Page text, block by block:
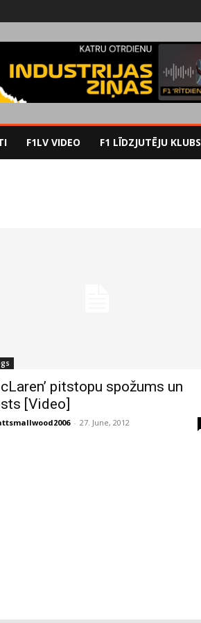
F1LV VIDEO F1 LĪDZJUTĒJU KLUBS
pitstopu spožums un
[Video]
- 27. June, 2012